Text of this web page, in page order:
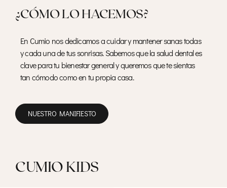
¿CÓMO LO HACEMOS?
En Cumio nos dedicamos a cuidar y mantener sanas todas
y cada una de tus sonrisas. Sabemos que la salud dental es
clave para tu bienestar general y queremos que te sientas
tan cómodo como en tu propia casa.
NUESTRO MANIFIESTO
CUMIO KIDS